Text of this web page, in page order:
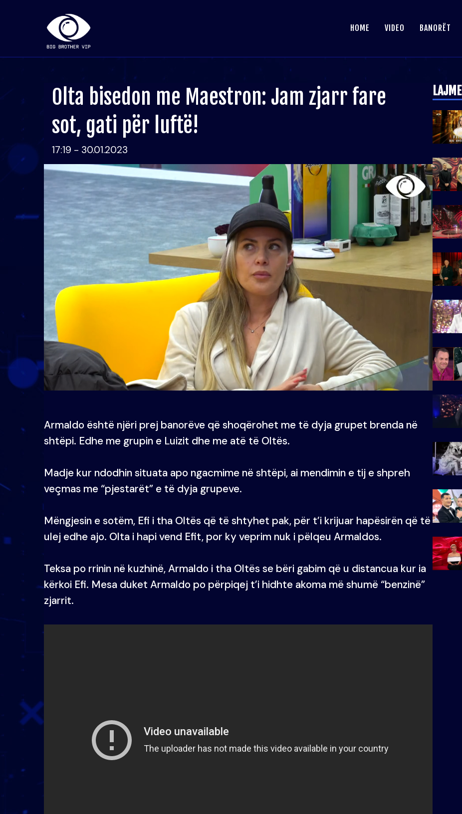
HOME VIDEO BANORËT
Olta bisedon me Maestron: Jam zjarr fare
sot, gati për luftë!
17:19 - 30.01.2023
Armaldo është njëri prej banorëve që shoqërohet me të dyja grupet brenda në
shtëpi. Edhe me grupin e Luizit dhe me atë të Oltës.
Madje kur ndodhin situata apo ngacmime në shtëpi, ai mendimin e tij e shpreh
veçmas me “pjestarët” e të dyja grupeve.
Mëngjesin e sotëm, Efi i tha Oltës që të shtyhet pak, për t’i krijuar hapësirën që të
ulej edhe ajo. Olta i hapi vend Efit, por ky veprim nuk i pëlqeu Armaldos.
Teksa po rrinin në kuzhinë, Armaldo i tha Oltës se bëri gabim që u distancua kur ia
kërkoi Efi. Mesa duket Armaldo po përpiqej t’i hidhte akoma më shumë “benzinë”
zjarrit.
LAJME